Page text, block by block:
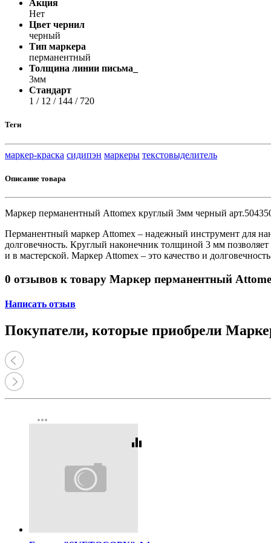
Акция
Нет
Цвет чернил
черный
Тип маркера
перманентный
Толщина линии письма_
3мм
Стандарт
1 / 12 / 144 / 720
Теги
маркер-краска сидипэн маркеры текстовыделитель
Описание товара
Маркер перманентный Attomex круглый 3мм черный
Перманентный маркер Attomex – надежный инструмент для
долговечность. Круглый наконечник толщиной 3 мм
и в мастерской. Маркер Attomex – это качество и
0 отзывов к товару Маркер перманентный
Написать отзыв
Покупатели, которые приобрели
more_horiz
equalizer